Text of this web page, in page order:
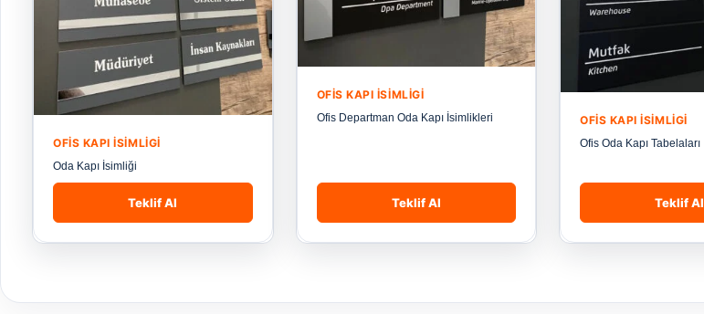
OFIS KAPI İSIMLIGI
Oda Kapı İsimliği
Teklif Al
OFIS KAPI İSIMLIGI
Ofis Departman Oda Kapı İsimlikleri
Teklif Al
OFIS KAPI İSIMLIGI
Ofis Oda Kapı Tabelaları
Teklif Al